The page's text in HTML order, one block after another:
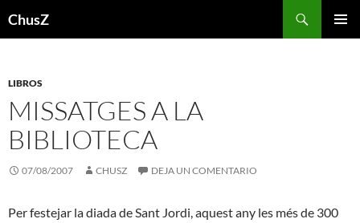
ChusZ
LIBROS
MISSATGES A LA
BIBLIOTECA
07/08/2007 CHUSZ DEJA UN COMENTARIO
Per festejar la diada de Sant Jordi, aquest any les més de 300